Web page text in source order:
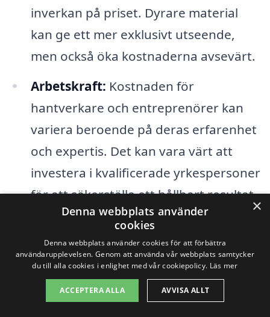
inverkan på priset. Dyrare material
kan ge ett mer exklusivt utseende,
men också öka kostnaderna avsevärt.
Arbetskraft: Kostnaden för
hantverkare och entreprenörer kan
variera beroende på deras erfarenhet
och expertis. Det kan vara värt att
investera i kvalificerade yrkespersoner
för att säkerställa ett hållbart resultat.
Hur snabbt vill du att arbetet
ska vara klart? En kortare tidsram kan
leda till högre kostnader, eftersom
hantverkarna kanske behöver
×
Denna webbplats använder
cookies
Denna webbplats använder cookies för att förbättra
användarupplevelsen. Genom att använda vår webbplats samtycker
du till alla cookies i enlighet med vår cookiepolicy. Läs mer
ACCEPTERA ALLA AVVISA ALLT